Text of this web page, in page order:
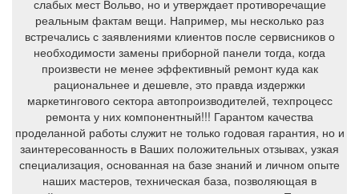
слабых мест Вольво, но и утверждает противоречащие
реальным фактам вещи. Например, мы несколько раз
встречались с заявлениями клиентов после сервисников о
необходимости замены приборной панели тогда, когда
произвести не менее эффективный ремонт куда как
рациональнее и дешевле, это правда издержки
маркетингового сектора автопроизводителей, техпроцесс
ремонта у них компонентный!!! Гарантом качества
проделанной работы служит не только годовая гарантия, но и
заинтересованность в Ваших положительных отзывах, узкая
специализация, основанная на базе знаний и личном опыте
наших мастеров, техническая база, позволяющая в